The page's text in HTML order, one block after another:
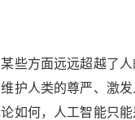
方面远远超越了人
护人类的尊严、激
如何，人工智能只